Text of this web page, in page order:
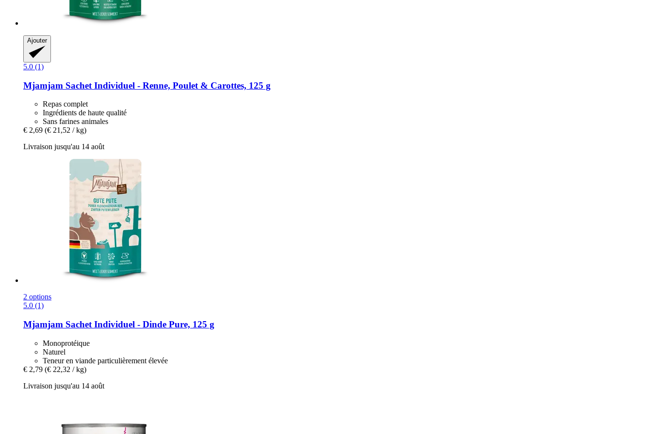
Ajouter
5.0 (1)
Mjamjam Sachet Individuel -​ Renne, Poulet & Carottes, 125 g
Repas complet
Ingrédients de haute qualité
Sans farines animales
€ 2,69 (€ 21,52 / kg)
Livraison jusqu'au 14 août
2 options
5.0 (1)
Mjamjam Sachet Individuel -​ Dinde Pure, 125 g
Monoprotéique
Naturel
Teneur en viande particulièrement élevée
€ 2,79 (€ 22,32 / kg)
Livraison jusqu'au 14 août